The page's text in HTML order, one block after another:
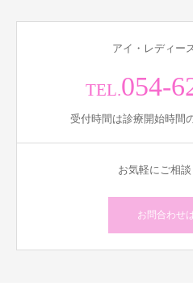
アイ・レディー
TEL.054-
受付時間は診療開始時間
お気軽にご相談
お問合わせ